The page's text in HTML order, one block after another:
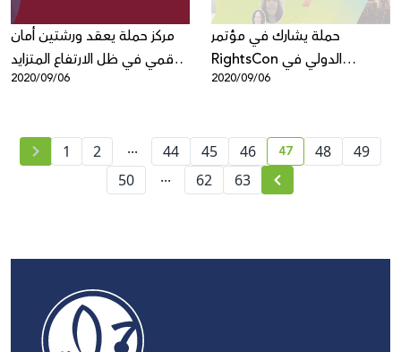
مركز حملة يعقد ورشتين أمان
رقمي في ظل الارتفاع المتزايد
2020/09/06
حملة يشارك في مؤتمر
RightsCon الدولي في
مواضيع التجسس الإلكتروني،
2020/09/06
1 2 ... 44 45 46 current page
47 48
49
50
... 62 63